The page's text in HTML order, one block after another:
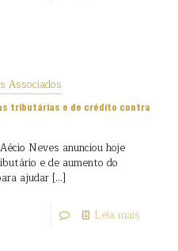
Associados
tributárias e de crédito contra
Neves anunciou hoje
e de aumento do
ajudar […]
Leia mais